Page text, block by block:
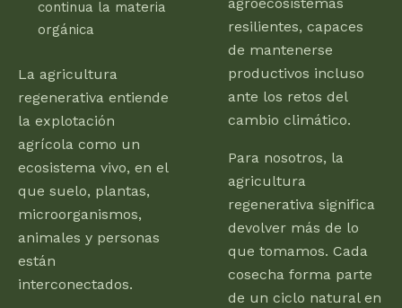
continua la materia
orgánica
La agricultura
regenerativa entiende
la explotación
agrícola como un
ecosistema vivo, en el
que suelo, plantas,
microorganismos,
animales y personas
están
interconectados.
agroecosistemas
resilientes, capaces
de mantenerse
productivos incluso
ante los retos del
cambio climático.
Para nosotros, la
agricultura
regenerativa significa
devolver más de lo
que tomamos. Cada
cosecha forma parte
de un ciclo natural en